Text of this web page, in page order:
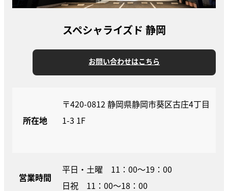
スペシャライズド 静岡
お問い合わせはこちら
所在地
〒420-0812 静岡県静岡市葵区古庄4丁目
1-3 1F
営業時間
平日・土曜 11：00～19：00
日祝 11：00～18：00